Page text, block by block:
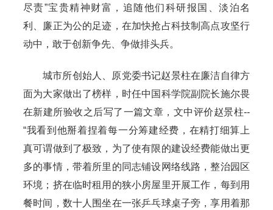
尽责”宝贵精神财富，追随他们科研报国、淡泊名
利、廉正为公的足迹，在加快抢占科技制高点攻坚行
动中，敢于创新争先、争做排头兵。
城市所创始人、原党委书记赵景柱在廉洁自律方
面为大家做出了榜样，时任中国科学院副院长施尔畏
在新建所验收之后写了一篇文章，文中评价赵景柱--
“我看到他掰着捏着每一分筹建经费，在精打细算上
真可谓做到了极致，为了使有限的建设经费能做出更
多的事情，带着所里的同志铺设网络线路，整治园区
环境；挤在临时租用的狭小房屋里开展工作，每到用
餐时间，数十人围坐在一张乒乓球桌子旁，享用着那